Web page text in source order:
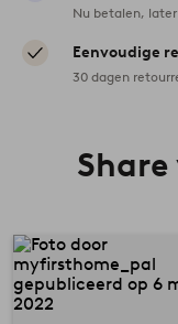
Nu betalen,
Eenvoudige
30 dagen